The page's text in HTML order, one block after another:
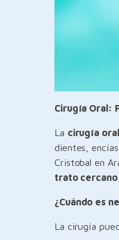
Cirugía Oral:
La cirugía oral
dientes,
Cristobal en
trato cercano
¿Cuándo es
La cirugía